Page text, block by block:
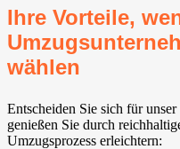
Ihre Vorteile,
wählen
Entscheiden Sie sich für
genießen Sie durch
Umzugsprozess erleichtern: